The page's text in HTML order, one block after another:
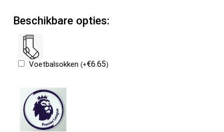
Beschikbare opties:
Voetbalsokken(+€6.65)